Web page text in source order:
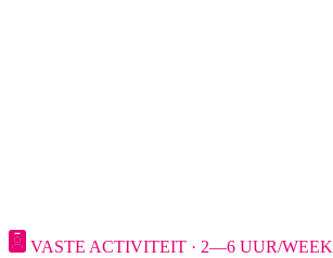
VASTE ACTIVITEIT · 2—6 UUR/WEEK